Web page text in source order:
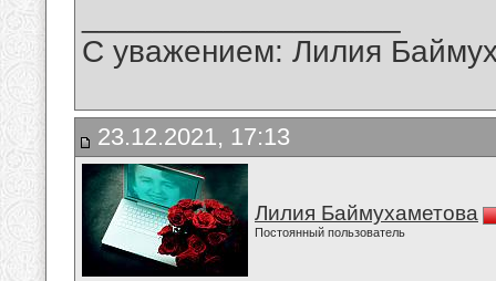
С уважением: Лилия
23.12.2021, 17:13
Лилия Баймухаметова
Постоянный пользователь